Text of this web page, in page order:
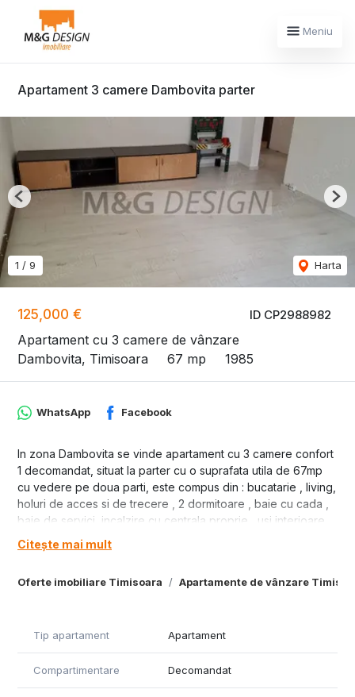
Meniu
Apartament 3 camere Dambovita parter
ID CP2988982
125,000 €
Apartament cu 3 camere de vânzare
Dambovita, Timisoara
67 mp 1985
1 / 9 Harta
Previous
Oferte imobiliare Timisoara Apartamente de vânzare
WhatsApp Facebook
In zona Dambovita se vinde apartament cu 3 camere confort
1 decomandat, situat la parter cu o suprafata utila de 67mp
cu vedere pe doua parti, este compus din : bucatarie , living,
holuri de acces si de trecere , 2 dormitoare , baie cu cada ,
baie de servici, incalzire cu centrala proprie , usi interioare
noi, termopane, usa de intrare metalica, se vinde partial
mobilat pret 125000 euro.
Citește mai mult
Tip apartament Apartament
Compartimentare Decomandat